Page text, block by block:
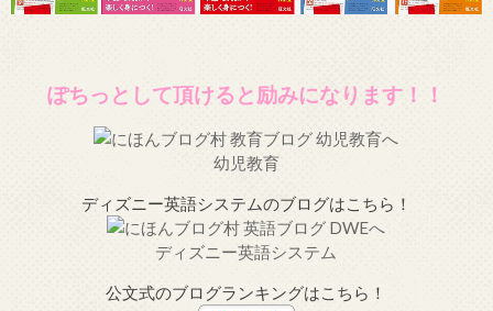
ぽちっとして頂けると励みになります！！
幼児教育
ディズニー英語システムのブログはこちら！
ディズニー英語システム
公文式のブログランキングはこちら！